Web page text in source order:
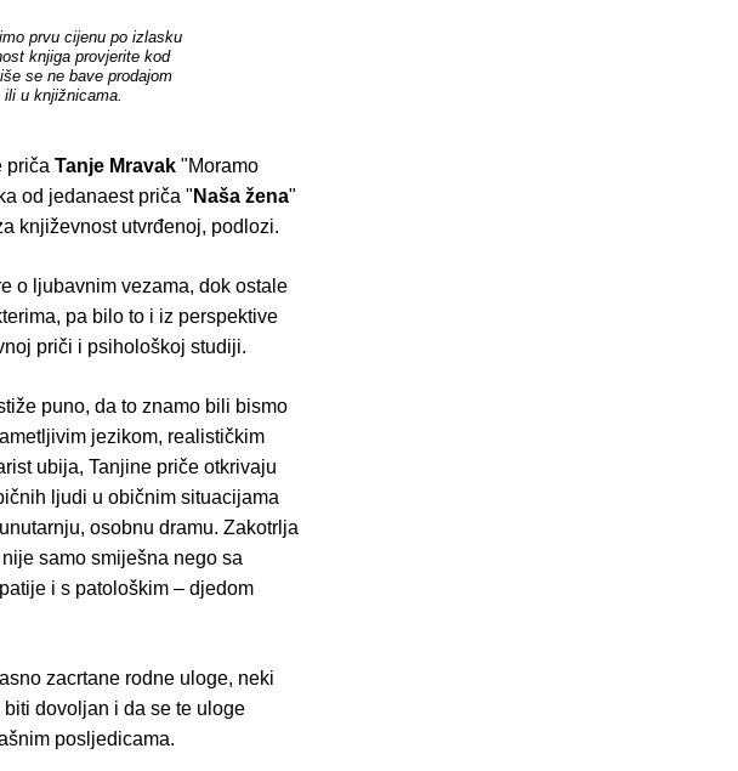
prvu cijenu po izlasku
knjiga provjerite kod
se ne bave prodajom
u knjižnicama.
priča Tanje Mravak "Moramo
od jedanaest priča " Naša žena"
književnost utvrđenoj, podlozi.
o ljubavnim vezama, dok ostale
pa bilo to i iz perspektive
priči i psihološkoj studiji.
puno, da to znamo bili bismo
jezikom, realističkim
ubija, Tanjine priče otkrivaju
ljudi u običnim situacijama
osobnu dramu. Zakotrlja
samo smiješna nego sa
i s patološkim – djedom
zacrtane rodne uloge, neki
dovoljan i da se te uloge
posljedicama.